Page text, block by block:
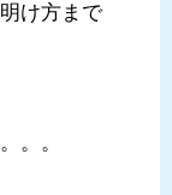
け方まで
。。